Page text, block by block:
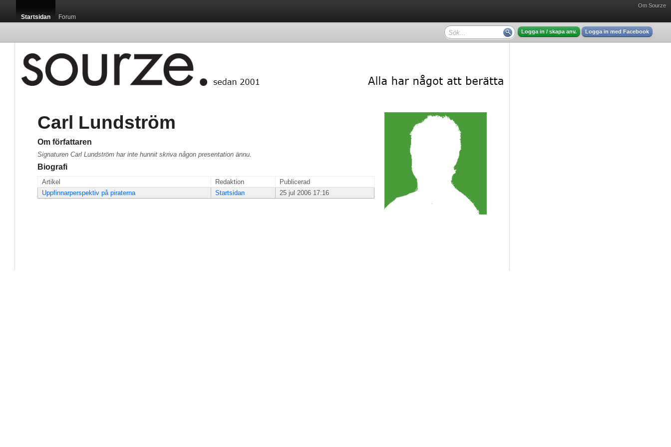
Om Sourze
Startsidan Forum
Logga in / skapa anv. Logga in med Facebook
Carl Lundström
Om författaren
Signaturen Carl Lundström har inte hunnit skriva någon presentation ännu.
Biografi
Artikel Redaktion
Publicerad
Uppfinnarperspektiv på piraterna
Startsidan 25 jul 2006 17:16